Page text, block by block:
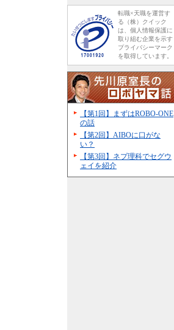
転職×天職を運営す
る（株）クイック
は、個人情報保護に
取り組む企業を示す
プライバシーマーク
を取得しています。
【第1回】まずはROBO-ONE
の話
【第2回】AIBOに口がな
い？
【第3回】ネプ理科でセグウ
ェイを紹介